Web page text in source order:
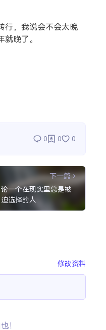
行，我说会不会太晚
晚了。
0 0 0
下一篇
论一个在现实里总是被
迫选择的人
修改资料
！